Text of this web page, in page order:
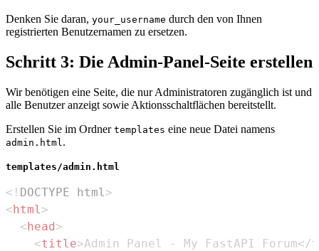
Denken Sie daran, your_username durch den von Ihnen
registrierten Benutzernamen zu ersetzen.
Schritt 3: Die Admin-Panel-Seite erstellen
Wir benötigen eine Seite, die nur Administratoren zugänglich ist und
alle Benutzer anzeigt sowie Aktionsschaltflächen bereitstellt.
Erstellen Sie im Ordner templates eine neue Datei namens
admin.html .
templates/admin.html
<! DOCTYPE html >
<html >
<head>
<title>Admin Panel - My FastAPI Forum</